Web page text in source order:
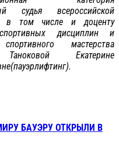
судья всероссийской
в том числе и доценту
дисциплин и
мастерства
Екатерине
БАУЭРУ ОТКРЫЛИ В